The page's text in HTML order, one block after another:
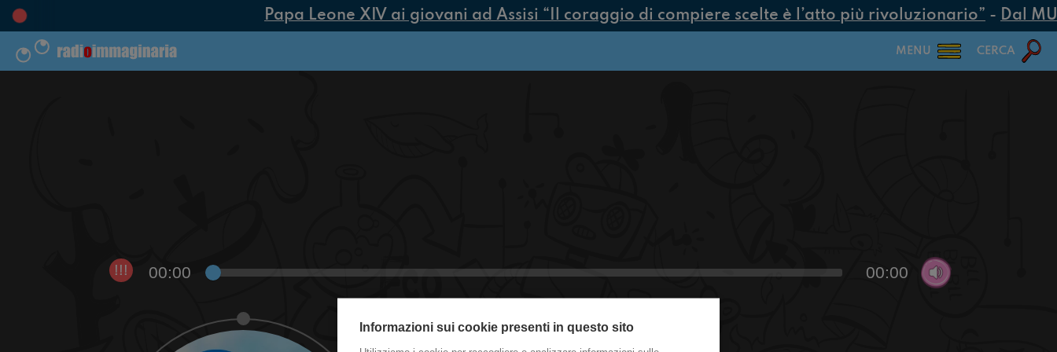
Papa Leone XIV ai giovani ad Assisi “Il coraggio di compiere scelte è l’atto più rivoluzionario”- Dal
MENU CERCA
!!! 00:00 00:00
Informazioni sui cookie presenti in questo sito